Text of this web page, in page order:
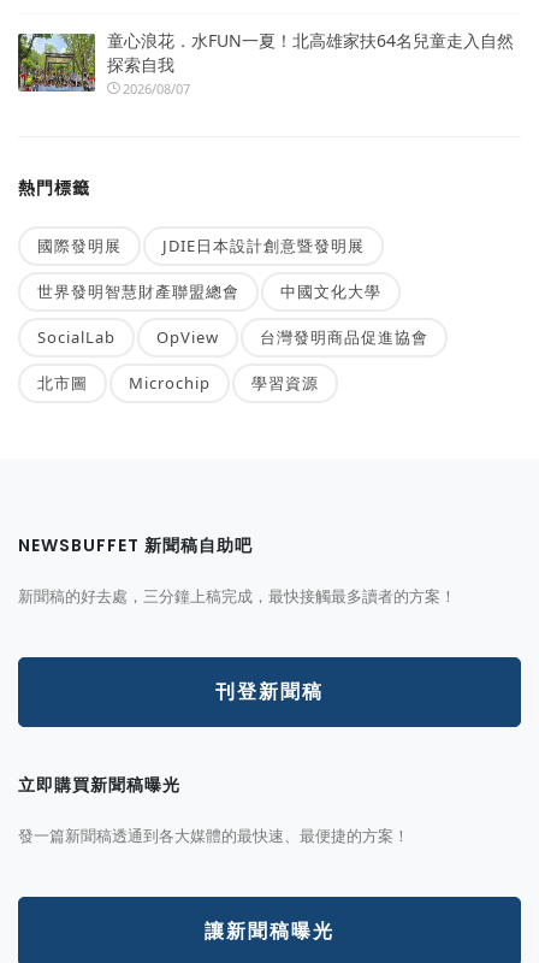
童心浪花．水FUN一夏！北高雄家扶64名兒童走入自然
探索自我
2026/08/07
熱門標籤
國際發明展 JDIE日本設計創意暨發明展
世界發明智慧財產聯盟總會 中國文化大學
SocialLab OpView 台灣發明商品促進協會
北市圖 Microchip 學習資源
NEWSBUFFET 新聞稿自助吧
新聞稿的好去處，三分鐘上稿完成，最快接觸最多讀者的方案！
刊登新聞稿
立即購買新聞稿曝光
發一篇新聞稿透通到各大媒體的最快速、最便捷的方案！
讓新聞稿曝光